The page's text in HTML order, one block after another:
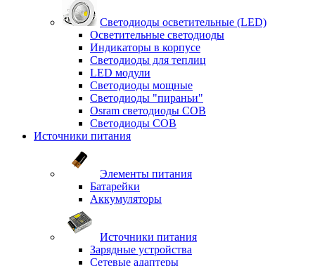
Светодиоды осветительные (LED)
Осветительные светодиоды
Индикаторы в корпусе
Светодиоды для теплиц
LED модули
Светодиоды мощные
Светодиоды "пираньи"
Osram светодиоды COB
Светодиоды COB
Источники питания
Элементы питания
Батарейки
Аккумуляторы
Источники питания
Зарядные устройства
Сетевые адаптеры